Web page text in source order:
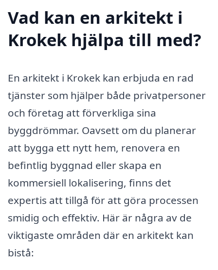
Vad kan en arkitekt i
Krokek hjälpa till med?
En arkitekt i Krokek kan erbjuda en rad
tjänster som hjälper både privatpersoner
och företag att förverkliga sina
byggdrömmar. Oavsett om du planerar
att bygga ett nytt hem, renovera en
befintlig byggnad eller skapa en
kommersiell lokalisering, finns det
expertis att tillgå för att göra processen
smidig och effektiv. Här är några av de
viktigaste områden där en arkitekt kan
bistå: